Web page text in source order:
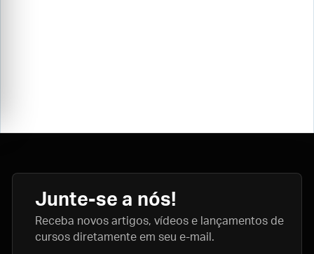
Junte-se a nós!
Receba novos artigos, vídeos e lançamentos de
cursos diretamente em seu e-mail.